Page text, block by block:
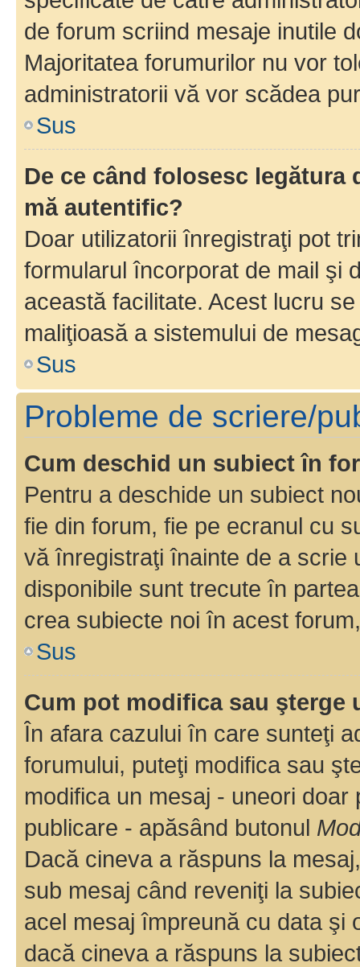
de forum scriind mesaje inutile
Majoritatea forumurilor nu vor
administratorii vă vor scădea
Sus
De ce când folosesc
mă autentific?
Doar utilizatorii înregistraţi pot
formularul încorporat de mail şi
această facilitate. Acest lucru
maliţioasă a sistemului de
Sus
Probleme de scriere/
Cum deschid un subiect în
Pentru a deschide un subiect
fie din forum, fie pe ecranul cu
vă înregistraţi înainte de a scrie
disponibile sunt trecute în
crea subiecte noi în acest
Sus
Cum pot modifica sau şterge
În afara cazului în care sunteţi
forumului, puteţi modifica sau
modifica un mesaj - uneori
publicare - apăsând butonul
Dacă cineva a răspuns la
sub mesaj când reveniţi la
acel mesaj împreună cu data şi
dacă cineva a răspuns la